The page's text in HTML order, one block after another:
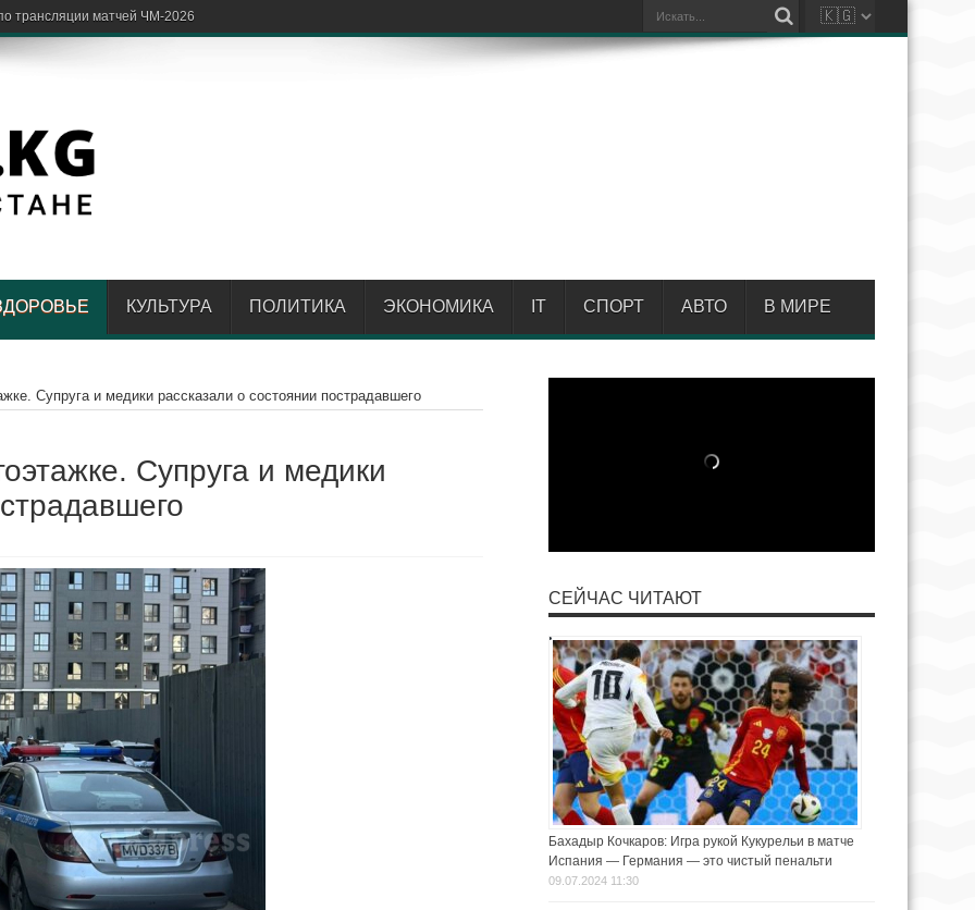
КУЛЬТУРА ПОЛИТИКА ЭКОНОМИКА IT СПОРТ АВТО В МИРЕ
Супруга и медики рассказали о состоянии пострадавшего
Супруга и медики
СЕЙЧАС ЧИТАЮТ
Бахадыр Кочкаров: Игра рукой Кукурельи в матче
Испания — Германия — это чистый пенальти
09.07.2024 11:30